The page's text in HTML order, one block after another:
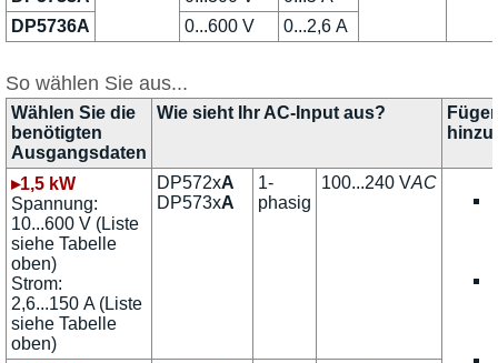
DP5736A
0...600 V 0...2,6 A
So wählen Sie aus...
Wählen Sie die
benötigten
Ausgangsdaten
Wie sieht Ihr AC-Input aus?
hinzu
▸1,5 kW
Spannung:
10...600 V (Liste
siehe Tabelle
oben)
Strom:
2,6...150 A (Liste
siehe Tabelle
oben)
DP572xA
DP573xA
1-
phasig
100...240 VAC